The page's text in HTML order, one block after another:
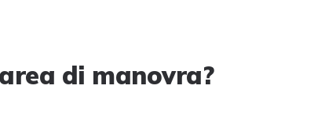
di manovra?